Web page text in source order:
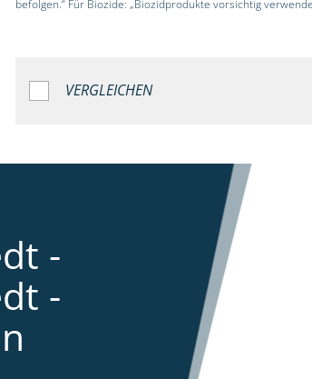
befolgen.“ Für Biozide: „Biozidprodukte vorsichtig
VERGLEICHEN
-
-